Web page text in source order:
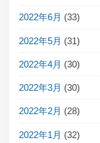
2022年6月 (33)
2022年5月 (31)
2022年4月 (30)
2022年3月 (30)
2022年2月 (28)
2022年1月 (32)